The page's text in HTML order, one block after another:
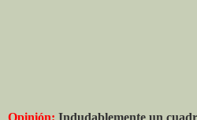
Opinión: Indudablemente un